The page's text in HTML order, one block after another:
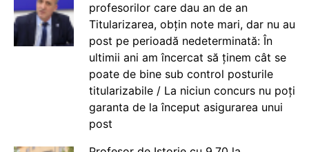
profesorilor care dau an de an
Titularizarea, obțin note mari, dar nu au
post pe perioadă nedeterminată: În
ultimii ani am încercat să ținem cât se
poate de bine sub control posturile
titularizabile / La niciun concurs nu poți
garanta de la început asigurarea unui
post